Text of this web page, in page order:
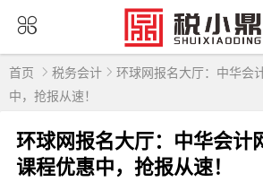
首页 税务会计
环球网报名大厅：中华会
中，抢报从速！
环球网报名大厅：中华会计
课程优惠中，抢报从速！